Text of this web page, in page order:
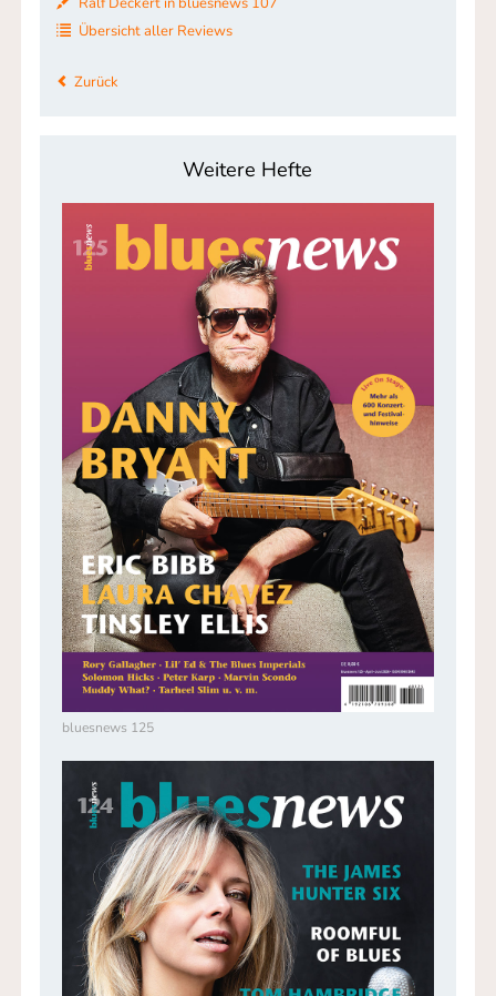
Übersicht aller Reviews
Zurück
Weitere Hefte
bluesnews 125